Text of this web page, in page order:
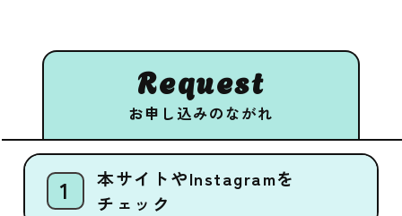
Request
お申し込みのながれ
本サイトやInstagramを
チェック